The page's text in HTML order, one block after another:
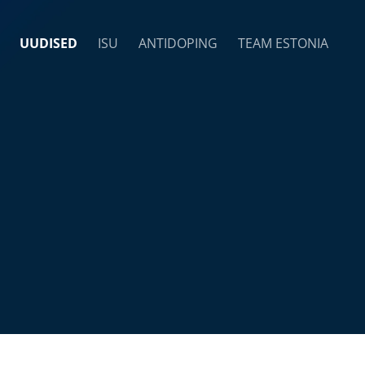
UUDISED ISU ANTIDOPING TEAM ESTONIA